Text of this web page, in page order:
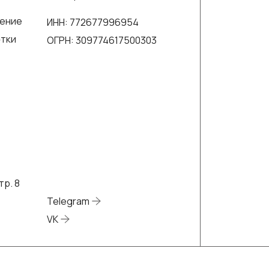
ИНН: 772677996954
ОГРН: 309774617500303
8
Telegram
VK